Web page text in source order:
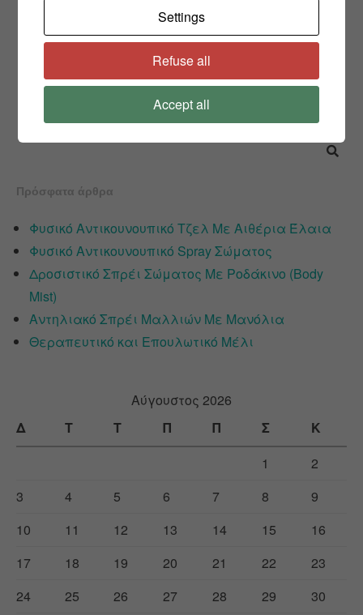
Πρόσφατα άρθρα
Φυσικό Αντικουνουπικό Τζελ Με Αιθέρια Έλαια
Φυσικό Αντικουνουπικό Spray Σώματος
Δροσιστικό Σπρέι Σώματος Με Ροδάκινο (Body
Mist)
Αντηλιακό Σπρέι Μαλλιών Με Μανόλια
Θεραπευτικό και Επουλωτικό Μέλι
Αύγουστος 2026
Δ
Τ Τ Π Π Σ
Κ
1
2
3
4 5 6 7 8
9
10
11 12 13 14 15
16
17
18 19 20 21 22
23
24
25 26 27 28 29 30
Settings
Refuse all
Accept all